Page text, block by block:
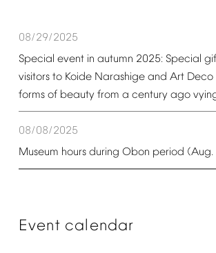
08/29/2025
Special event in autumn 2025: Special
visitors to Koide Narashige and Art Deco
forms of beauty from a century ago
08/08/2025
Museum hours during Obon period (Aug.
Event calendar